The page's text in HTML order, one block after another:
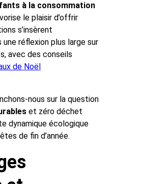
à la consommation
le plaisir d’offrir
s’insèrent
réflexion plus large sur
avec des conseils
de Noël
nous sur la question
et zéro déchet
dynamique écologique
de fin d’année.